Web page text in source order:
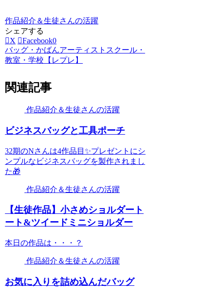
作品紹介＆生徒さんの活躍
シェアする
X
Facebook0
バッグ・かばんアーティストスクール・
教室・学校【レプレ】
関連記事
作品紹介＆生徒さんの活躍
ビジネスバッグと工具ポーチ
32期のNさんは4作品目✨プレゼントにシ
ンプルなビジネスバッグを製作されまし
た🎁
作品紹介＆生徒さんの活躍
【生徒作品】小さめショルダート
ート&ツイードミニショルダー
本日の作品は・・・？
作品紹介＆生徒さんの活躍
お気に入りを詰め込んだバッグ